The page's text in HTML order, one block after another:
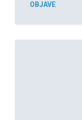
OBJAVE
Read